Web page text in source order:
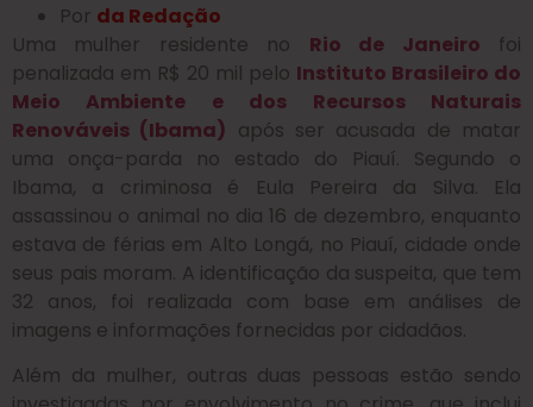
Por da Redação
Uma mulher residente no Rio de Janeiro foi
penalizada em R$ 20 mil pelo Instituto Brasileiro do
Meio Ambiente e dos Recursos Naturais
Renováveis (Ibama) após ser acusada de matar
uma onça-parda no estado do Piauí. Segundo o
Ibama, a criminosa é Eula Pereira da Silva. Ela
assassinou o animal no dia 16 de dezembro, enquanto
estava de férias em Alto Longá, no Piauí, cidade onde
seus pais moram. A identificação da suspeita, que tem
32 anos, foi realizada com base em análises de
imagens e informações fornecidas por cidadãos.
Além da mulher, outras duas pessoas estão sendo